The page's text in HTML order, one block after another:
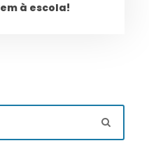
à escola!